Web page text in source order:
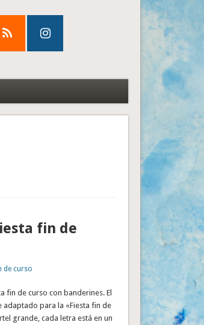
fin de
de curso
fin de curso con banderines. El
adaptado para la «Fiesta fin de
grande, cada letra está en un